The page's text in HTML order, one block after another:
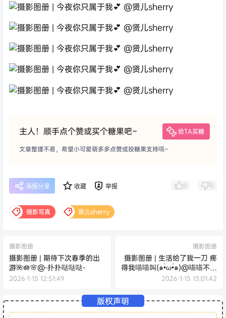
主人！顺手点个赞或买个糖果吧~ 给TA买糖
文章整理不易，希望小可爱萌多多点赞或投糖果支持哦~
海报分享 收藏 举报 0 0
摄影写真 贤儿sherry
摄影图册
摄影图册 | 期待下次春季的出
游🌺🪷🌸@-扑扑哒哒哒-
2026-1-15 12:51:49
摄影图册
摄影图册 | 生活给了我一刀 疼
得我喵喵叫(๑•̀ω•́๑)@喵喵不吃
魚w
2026-1-15 13:01:42
版权声明